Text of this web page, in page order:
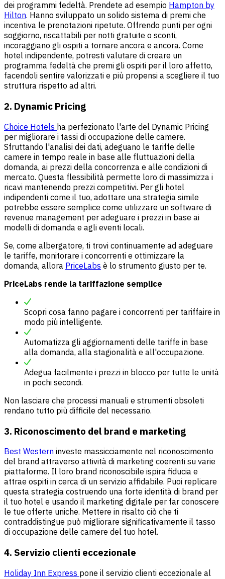
dei programmi fedeltà. Prendete ad esempio Hampton by
Hilton. Hanno sviluppato un solido sistema di premi che
incentiva le prenotazioni ripetute. Offrendo punti per ogni
soggiorno, riscattabili per notti gratuite o sconti,
incoraggiano gli ospiti a tornare ancora e ancora. Come
hotel indipendente, potresti valutare di creare un
programma fedeltà che premi gli ospiti per il loro affetto,
facendoli sentire valorizzati e più propensi a scegliere il tuo
struttura rispetto ad altri.
2. Dynamic Pricing
Choice Hotels ha perfezionato l'arte del Dynamic Pricing
per migliorare i tassi di occupazione delle camere.
Sfruttando l'analisi dei dati, adeguano le tariffe delle
camere in tempo reale in base alle fluttuazioni della
domanda, ai prezzi della concorrenza e alle condizioni di
mercato. Questa flessibilità permette loro di massimizza i
ricavi mantenendo prezzi competitivi. Per gli hotel
indipendenti come il tuo, adottare una strategia simile
potrebbe essere semplice come utilizzare un software di
revenue management per adeguare i prezzi in base ai
modelli di domanda e agli eventi locali.
Se, come albergatore, ti trovi continuamente ad adeguare
le tariffe, monitorare i concorrenti e ottimizzare la
domanda, allora PriceLabs è lo strumento giusto per te.
PriceLabs rende la tariffazione semplice
Scopri cosa fanno pagare i concorrenti per tariffaire in
modo più intelligente.
Automatizza gli aggiornamenti delle tariffe in base
alla domanda, alla stagionalità e all'occupazione.
Adegua facilmente i prezzi in blocco per tutte le unità
in pochi secondi.
Non lasciare che processi manuali e strumenti obsoleti
rendano tutto più difficile del necessario.
3. Riconoscimento del brand e marketing
Best Western investe massicciamente nel riconoscimento
del brand attraverso attività di marketing coerenti su varie
piattaforme. Il loro brand riconoscibile ispira fiducia e
attrae ospiti in cerca di un servizio affidabile. Puoi replicare
questa strategia costruendo una forte identità di brand per
il tuo hotel e usando il marketing digitale per far conoscere
le tue offerte uniche. Mettere in risalto ciò che ti
contraddistingue può migliorare significativamente il tasso
di occupazione delle camere del tuo hotel.
4. Servizio clienti eccezionale
Holiday Inn Express pone il servizio clienti eccezionale al